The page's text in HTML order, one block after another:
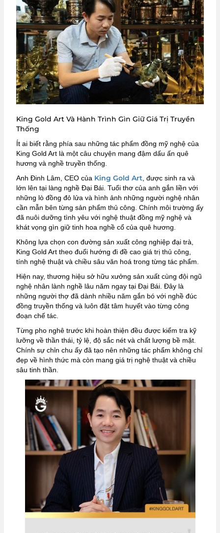
King Gold Art Và Hành Trình Gìn Giữ Giá Trị Truyền
Thống
Ít ai biết rằng phía sau những tác phẩm đồng mỹ nghệ của
King Gold Art là một câu chuyện mang đậm dấu ấn quê
hương và nghề truyền thống.
Anh Đinh Lâm, CEO của King Gold Art, được sinh ra và
lớn lên tại làng nghề Đại Bái. Tuổi thơ của anh gắn liền với
những lò đồng đỏ lửa và hình ảnh những người nghệ nhân
cần mẫn bên từng sản phẩm thủ công. Chính môi trường ấy
đã nuôi dưỡng tình yêu với nghệ thuật đồng mỹ nghệ và
khát vọng gìn giữ tinh hoa nghề cổ của quê hương.
Không lựa chọn con đường sản xuất công nghiệp đại trà,
King Gold Art theo đuổi hướng đi đề cao giá trị thủ công,
tính nghệ thuật và chiều sâu văn hoá trong từng tác phẩm.
Hiện nay, thương hiệu sở hữu xưởng sản xuất cùng đội ngũ
nghệ nhân lành nghề lâu năm ngay tại Đại Bái. Đây là
những người thợ đã dành nhiều năm gắn bó với nghề đúc
đồng truyền thống và luôn đặt tâm huyết vào từng công
đoạn chế tác.
Từng pho nghê trước khi hoàn thiện đều được kiểm tra kỹ
lưỡng về thần thái, tỷ lệ, độ sắc nét và chất lượng bề mặt.
Chính sự chỉn chu ấy đã tạo nên những tác phẩm không chỉ
đẹp về hình thức mà còn mang giá trị nghệ thuật và chiều
sâu tinh thần.